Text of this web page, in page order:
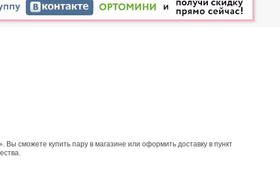
сможете купить пару в магазине или оформить доставку в пункт